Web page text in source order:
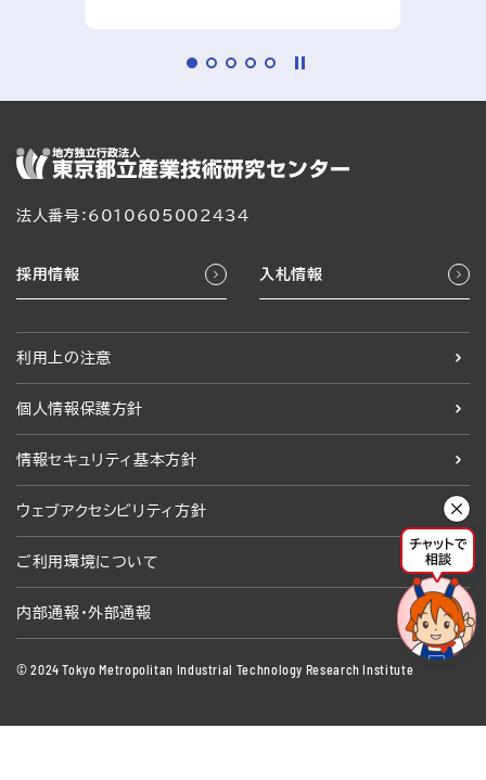
法人番号：6010605002434
採用情報 入札情報
利用上の注意
個人情報保護方針
情報セキュリティ基本方針
ウェブアクセシビリティ方針
ご利用環境について
内部通報・外部通報
© 2024 Tokyo Metropolitan Industrial Technology Research Institute